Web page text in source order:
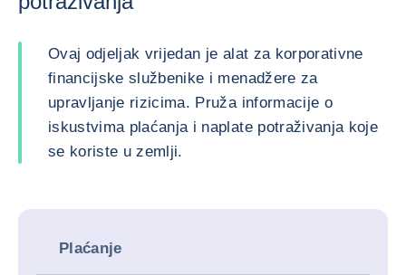
Ovaj odjeljak vrijedan je alat za korporativne
financijske službenike i menadžere za
upravljanje rizicima. Pruža informacije o
iskustvima plaćanja i naplate potraživanja koje
se koriste u zemlji.
Plaćanje